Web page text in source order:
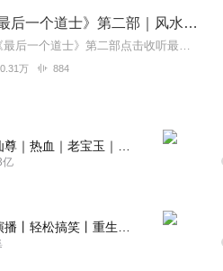
空播到海阔天空，海枯石烂！
电台一定会越来越好
💪
道门往事｜《最后一个道士》第二部｜风水秘术神作 夏忆著
史诗级风水巨作《最后一个道士》第二部点击收听最后一个道士第一部《最后一个道士》点击收听最后一个道士第三部《一代天师》《道门往事》精品多人剧全网首发！全网超40亿...
万 884
亿